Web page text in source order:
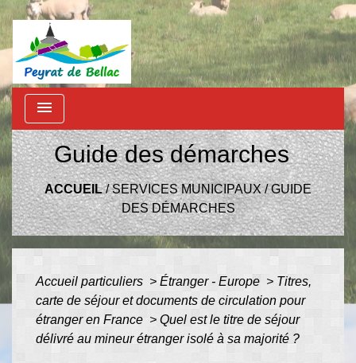
menu
Guide des démarches
ACCUEIL/SERVICES MUNICIPAUX/GUIDE
DES DÉMARCHES
Accueil particuliers > Étranger - Europe > Titres,
carte de séjour et documents de circulation pour
étranger en France > Quel est le titre de séjour
délivré au mineur étranger isolé à sa majorité ?